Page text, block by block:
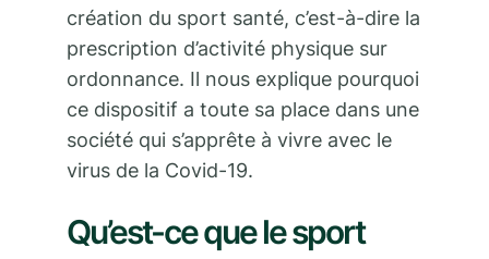
création du sport santé, c’est-à-dire la
prescription d’activité physique sur
ordonnance. Il nous explique pourquoi
ce dispositif a toute sa place dans une
société qui s’apprête à vivre avec le
virus de la Covid-19.
Qu’est-ce que le sport